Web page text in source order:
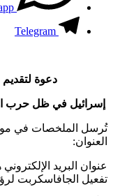
Telegram
دعوة
إسرائيل في ظل حرب
العنوان:
عنوان البريد
تفعيل الجافاسكربت